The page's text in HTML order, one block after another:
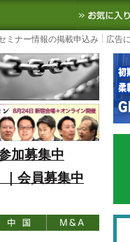
イト
SCMなど国内外の最新
ミナー情報の掲載申込み 広告
加募集中
会員募集中